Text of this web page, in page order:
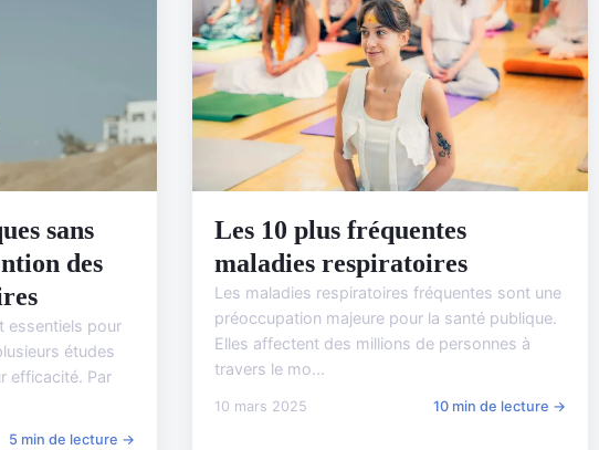
sans
des
essentiels pour
études
efficacité. Par
5 min de lecture →
Les 10 plus fréquentes
maladies respiratoires
Les maladies respiratoires fréquentes sont une
préoccupation majeure pour la santé publique.
Elles affectent des millions de personnes à
travers le mo...
10 mars 2025 10 min de lecture →